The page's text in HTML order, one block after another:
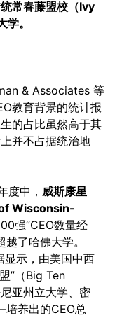
常春藤盟校（Ivy
。
& Associates 等
教育背景的统计报
的占比虽然高于其
并不占据统治地
度中， 威斯康星
Wisconsin-
强”CEO数量经
了哈佛大学。
显示，由美国中西
”（Big Ten
亚州立大学、密
养出的CEO总